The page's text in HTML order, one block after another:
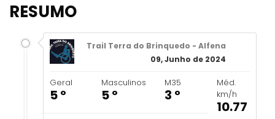
RESUMO
Trail Terra do Brinquedo - Alfena
09, Junho de 2024
Geral
5 º
Masculinos
5 º
M35
3 º
Méd.
km/h
10.77